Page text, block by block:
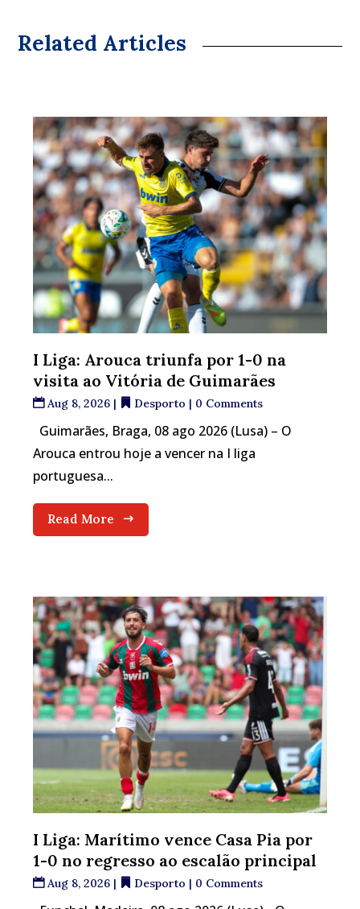
Related Articles
I Liga: Arouca triunfa por 1-0 na
visita ao Vitória de Guimarães
Aug 8, 2026 | Desporto | 0 Comments
Guimarães, Braga, 08 ago 2026 (Lusa) – O
Arouca entrou hoje a vencer na I liga
portuguesa...
Read More
I Liga: Marítimo vence Casa Pia por
1-0 no regresso ao escalão principal
Aug 8, 2026 | Desporto | 0 Comments